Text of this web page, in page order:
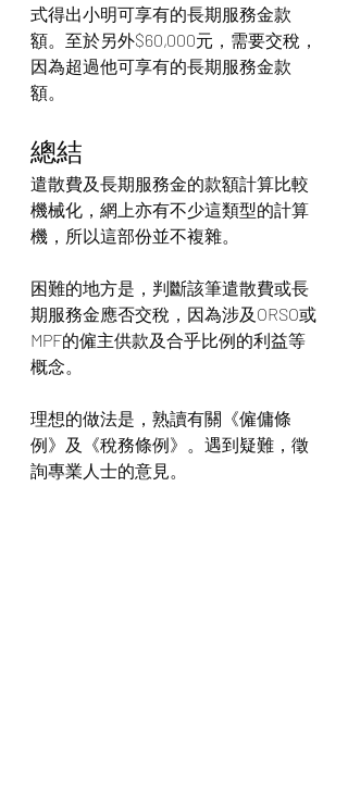
式得出小明可享有的長期服務金款
額。至於另外$60,000元，需要交稅，
因為超過他可享有的長期服務金款
額。
總結
遣散費及長期服務金的款額計算比較
機械化，網上亦有不少這類型的計算
機，所以這部份並不複雜。
困難的地方是，判斷該筆遣散費或長
期服務金應否交稅，因為涉及ORSO或
MPF的僱主供款及合乎比例的利益等
概念。
理想的做法是，熟讀有關《僱傭條
例》及《稅務條例》。遇到疑難，徵
詢專業人士的意見。